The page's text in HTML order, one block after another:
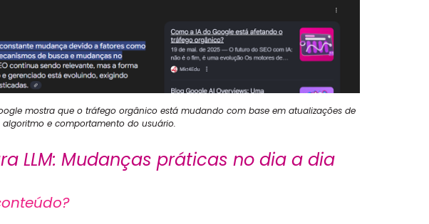
mostra que o tráfego orgânico está mudando com base em atualizações de
algoritmo e comportamento do usuário.
LLM: Mudanças práticas no dia a dia